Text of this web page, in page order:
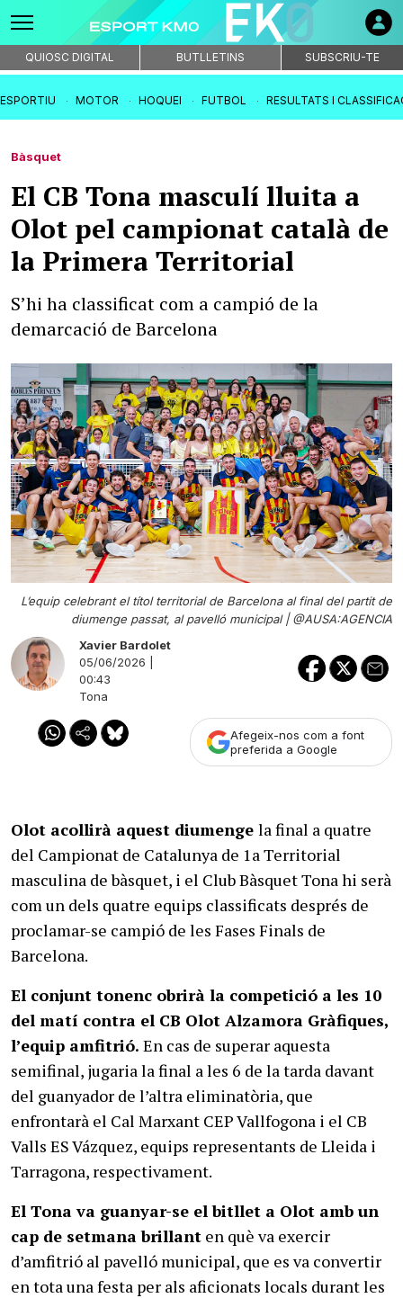
QUIOSC DIGITAL BUTLLETINS SUBSCRIU-TE
MOTOR HOQUEI FUTBOL RESULTATS I
Bàsquet
El CB Tona masculí lluita a
Olot pel campionat català de
la Primera Territorial
S’hi ha classificat com a campió de la
demarcació de Barcelona
L’equip celebrant el títol territorial de Barcelona al final del partit de
diumenge passat, al pavelló municipal |@AUSA:AGENCIA
Xavier Bardolet
05/06/2026 |
00:43
Tona
Afegeix-nos com a font
preferida a Google
Olot acollirà aquest diumenge la final a quatre
del Campionat de Catalunya de 1a Territorial
masculina de bàsquet, i el Club Bàsquet Tona hi serà
com un dels quatre equips classificats després de
proclamar-se campió de les Fases Finals de
Barcelona.
El conjunt tonenc obrirà la competició a les 10
del matí contra el CB Olot Alzamora Gràfiques,
l’equip amfitrió. En cas de superar aquesta
semifinal, jugaria la final a les 6 de la tarda davant
del guanyador de l’altra eliminatòria, que
enfrontarà el Cal Marxant CEP Vallfogona i el CB
Valls ES Vázquez, equips representants de Lleida i
Tarragona, respectivament.
El Tona va guanyar-se el bitllet a Olot amb un
cap de setmana brillant en què va exercir
d’amfitrió al pavelló municipal, que es va convertir
en tota una festa per als aficionats locals durant les